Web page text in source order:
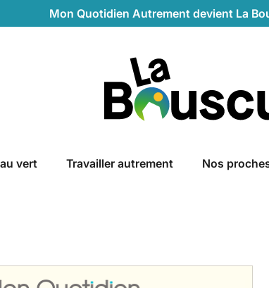
Mon Quotidien Autrement devient La
vert Travailler autrement Nos